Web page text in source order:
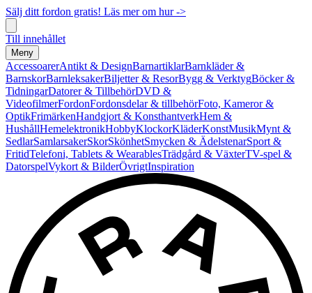
Sälj ditt fordon gratis! Läs mer om hur ->
Till innehållet
Meny
AccessoarerAntikt & DesignBarnartiklarBarnkläder &
BarnskorBarnleksakerBiljetter & ResorBygg & VerktygBöcker &
TidningarDatorer & TillbehörDVD &
VideofilmerFordonFordonsdelar & tillbehörFoto, Kameror &
OptikFrimärkenHandgjort & KonsthantverkHem &
HushållHemelektronikHobbyKlockorKläderKonstMusikMynt &
SedlarSamlarsakerSkorSkönhetSmycken & ÄdelstenarSport &
FritidTelefoni, Tablets & WearablesTrädgård & VäxterTV-spel &
DatorspelVykort & BilderÖvrigtInspiration